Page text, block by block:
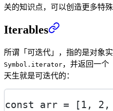
关的知识点，可以创造更多特殊
Iterables
所谓「可迭代」，指的是对象
Symbol.iterator，并返回一个
天生就是可迭代的：
const arr = [ 1 , 2 ,